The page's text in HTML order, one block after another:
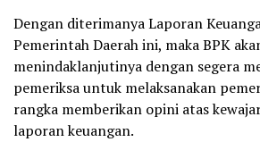
Dengan diterimanya Laporan
Pemerintah Daerah ini, maka BPK
menindaklanjutinya dengan segera
pemeriksa untuk melaksanakan
rangka memberikan opini atas
laporan keuangan.